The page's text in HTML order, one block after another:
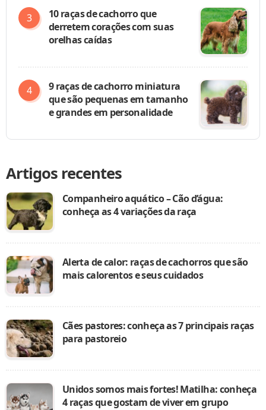
10 raças de cachorro que
derretem corações com suas
orelhas caídas
9 raças de cachorro miniatura
que são pequenas em tamanho
e grandes em personalidade
Artigos recentes
Companheiro aquático – Cão d’água:
conheça as 4 variações da raça
Alerta de calor: raças de cachorros que são
mais calorentos e seus cuidados
Cães pastores: conheça as 7 principais raças
para pastoreio
Unidos somos mais fortes! Matilha: conheça
4 raças que gostam de viver em grupo